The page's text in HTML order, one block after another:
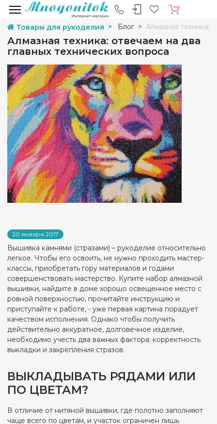
Товары для рукоделия Блог Алмазная техника:
Алмазная техника: отвечаем на два
главных технических вопроса
20 января 2017
Вышивка камнями (стразами) – рукоделие относительно
легкое. Чтобы его освоить, не нужно проходить мастер-
классы, приобретать гору материалов и годами
совершенствовать мастерство. Купите набор алмазной
вышивки, найдите в доме хорошо освещенное место с
ровной поверхностью, прочитайте инструкцию и
приступайте к работе, - уже первая картина порадует
качеством исполнения. Однако чтобы получить
действительно аккуратное, долговечное изделие,
необходимо учесть два важных фактора: корректность
выкладки и закрепления стразов.
ВЫКЛАДЫВАТЬ РЯДАМИ ИЛИ
ПО ЦВЕТАМ?
В отличие от нитяной вышивки, где полотно заполняют
чаще всего по цветам, и участок ограничен лишь